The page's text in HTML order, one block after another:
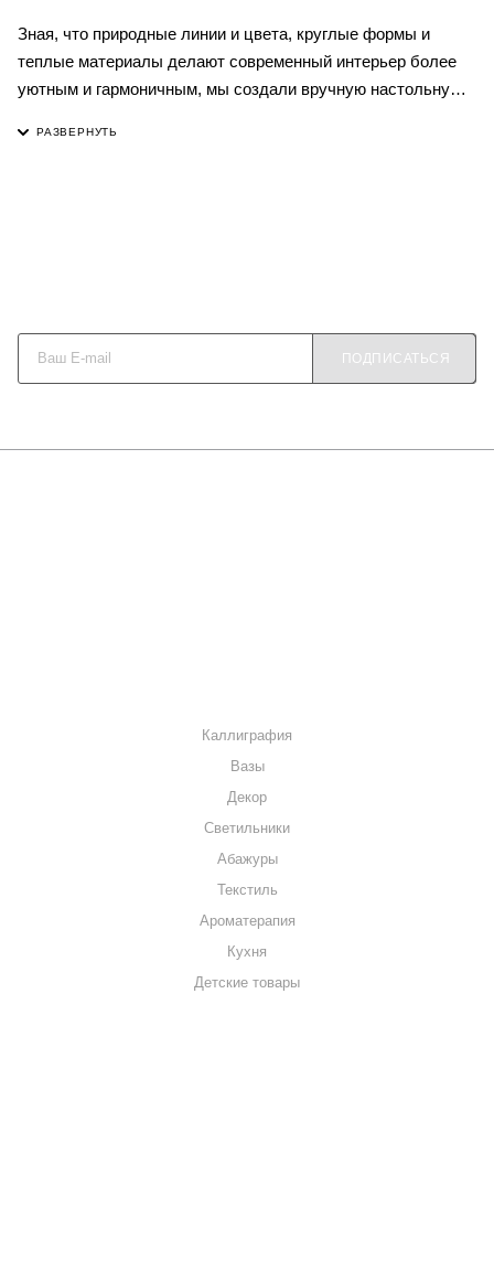
Зная, что природные линии и цвета, круглые формы и
теплые материалы делают современный интерьер более
уютным и гармоничным, мы создали вручную настольную
выбора другого абажура свяжитесь с менеджером или
укажите комментарий.
ПОДПИСАТЬСЯ
Каллиграфия
Вазы
Декор
Светильники
Абажуры
Текстиль
Ароматерапия
Кухня
Детские товары